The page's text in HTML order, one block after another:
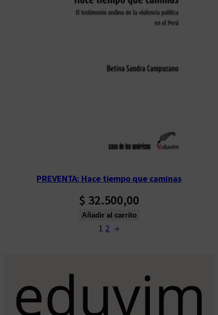
PREVENTA: Hace tiempo que caminas
$ 32.500,00
Añadir al carrito
1 2 →